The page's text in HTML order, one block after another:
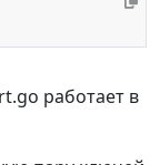
работает в